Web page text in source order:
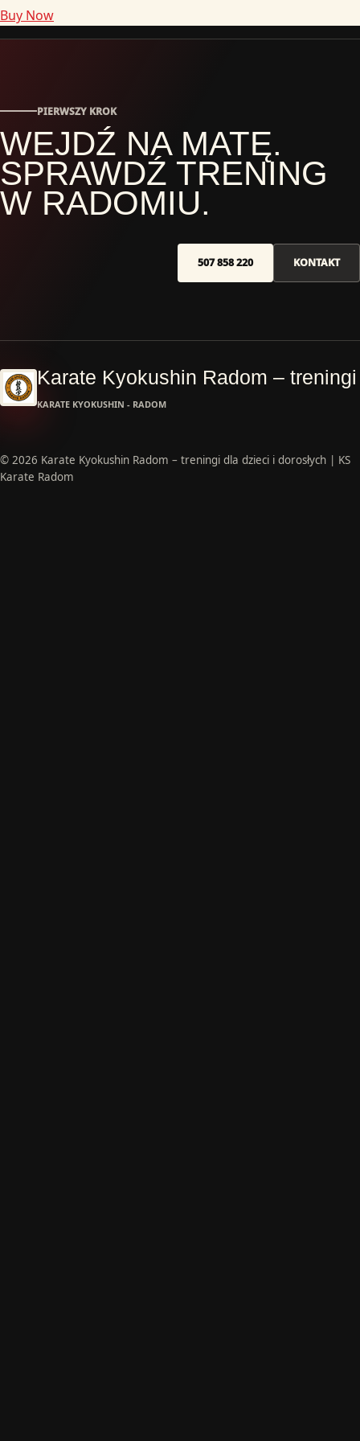
Buy Now
PIERWSZY KROK
WEJDŹ NA MATĘ.
SPRAWDŹ TRENING
W RADOMIU.
507 858 220 KONTAKT
Karate Kyokushin Radom –
KARATE KYOKUSHIN - RADOM
© 2026 Karate Kyokushin Radom – treningi dla dzieci i dorosłych | KS
Karate Radom